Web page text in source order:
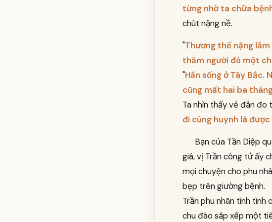
từng nhờ ta chữa
chút nặng nề.
"Thương thế nặng
thăm người đó một
"Hắn sống ở Tây Bắc.
cũng mất hai ba
Ta nhìn thấy vẻ đắn đo
đi cùng huynh là
Bạn của Tần Diệp
giá, vị Trần công tử ấy
mọi chuyện cho phu
bẹp trên giường bệnh.
Trần phu nhân tính tình
chu đáo sắp xếp một